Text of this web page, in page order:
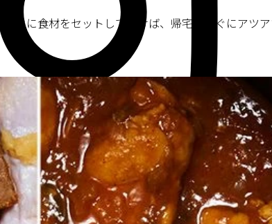
クに食材をセットしておけば、帰宅後すぐにアツ